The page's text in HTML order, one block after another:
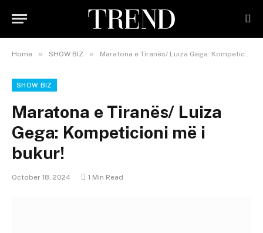
Home » SHOW BIZ » Maratona e Tiranës/ Luiza Gega: Kompeticioni më i bukur!
SHOW BIZ
Maratona e Tiranës/ Luiza
Gega: Kompeticioni më i
bukur!
October 18, 2024 1 Min Read